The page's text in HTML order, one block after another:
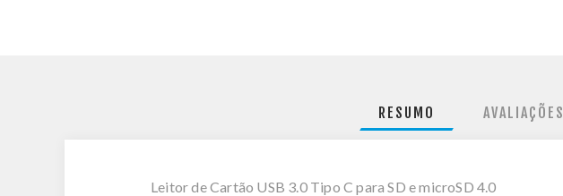
RESUMO AVALIAÇÕES
Leitor de Cartão USB 3.0 Tipo C para SD e microSD 4.0